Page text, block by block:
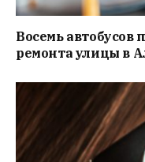
Восемь автобусов
ремонта улицы в